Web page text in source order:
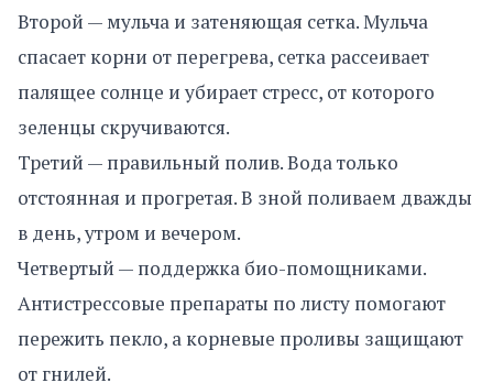
Второй — мульча и затеняющая сетка. Мульча
спасает корни от перегрева, сетка рассеивает
палящее солнце и убирает стресс, от которого
зеленцы скручиваются.
Третий — правильный полив. Вода только
отстоянная и прогретая. В зной поливаем дважды
в день, утром и вечером.
Четвертый — поддержка био-помощниками.
Антистрессовые препараты по листу помогают
пережить пекло, а корневые проливы защищают
от гнилей.